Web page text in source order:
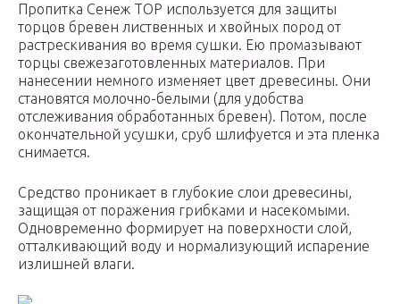
Пропитка Сенеж ТОР используется для защиты
торцов бревен лиственных и хвойных пород от
растрескивания во время сушки. Ею промазывают
торцы свежезаготовленных материалов. При
нанесении немного изменяет цвет древесины. Они
становятся молочно-белыми (для удобства
отслеживания обработанных бревен). Потом, после
окончательной усушки, сруб шлифуется и эта пленка
снимается.
Средство проникает в глубокие слои древесины,
защищая от поражения грибками и насекомыми.
Одновременно формирует на поверхности слой,
отталкивающий воду и нормализующий испарение
излишней влаги.